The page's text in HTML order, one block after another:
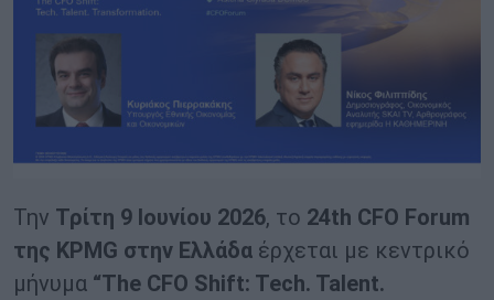
Την Τρίτη 9 Ιουνίου 2026, το 24th CFO Forum
της KPMG στην Ελλάδα έρχεται με κεντρικό
μήνυμα “The CFO Shift: Tech. Talent.